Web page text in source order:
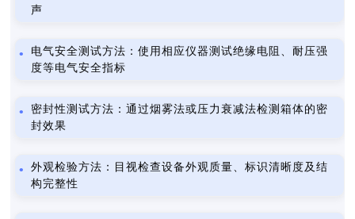
声
电气安全测试方法：使用相应仪器测试绝缘电阻、耐压强
度等电气安全指标
密封性测试方法：通过烟雾法或压力衰减法检测箱体的密
封效果
外观检验方法：目视检查设备外观质量、标识清晰度及结
构完整性